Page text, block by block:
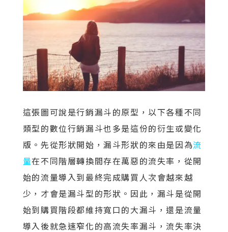
這張圖可說是行銷漏斗的原型，以下各種不同
類型的數位行銷漏斗也多是這份的衍生或變化
版。先從形狀開始，漏斗形狀的來由是因為流
量在不同階層轉換間存在萬惡的流失率，從開
始的流量導入到最終完成購買人次會越來越
少，才會是漏斗型的形狀。因此，漏斗是從開
始到購買階段都維持寬口的大漏斗，還是流量
導入後就急速窄化的高流失率漏斗，流失率決